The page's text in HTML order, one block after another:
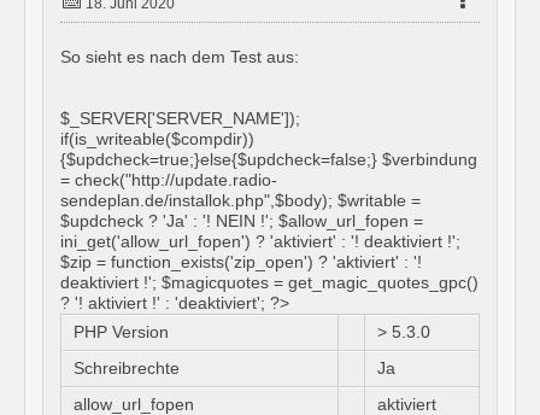
18. Juni 2020
So sieht es nach dem Test aus:
$_SERVER['SERVER_NAME']);
if(is_writeable($compdir))
{$updcheck=true;}else{$updcheck=false;} $verbindung
= check("http://update.radio-
sendeplan.de/installok.php",$body); $writable =
$updcheck ? 'Ja' : '! NEIN !'; $allow_url_fopen =
ini_get('allow_url_fopen') ? 'aktiviert' : '! deaktiviert !';
$zip = function_exists('zip_open') ? 'aktiviert' : '!
deaktiviert !'; $magicquotes = get_magic_quotes_gpc()
? '! aktiviert !' : 'deaktiviert'; ?>
PHP Version
> 5.3.0
Schreibrechte
Ja
allow_url_fopen
aktiviert